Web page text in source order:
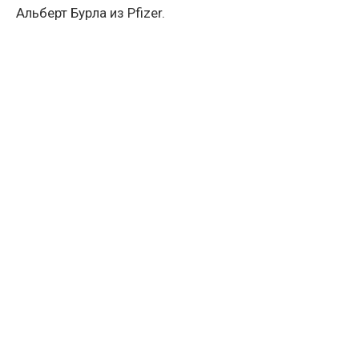
Альберт Бурла из Pfizer.